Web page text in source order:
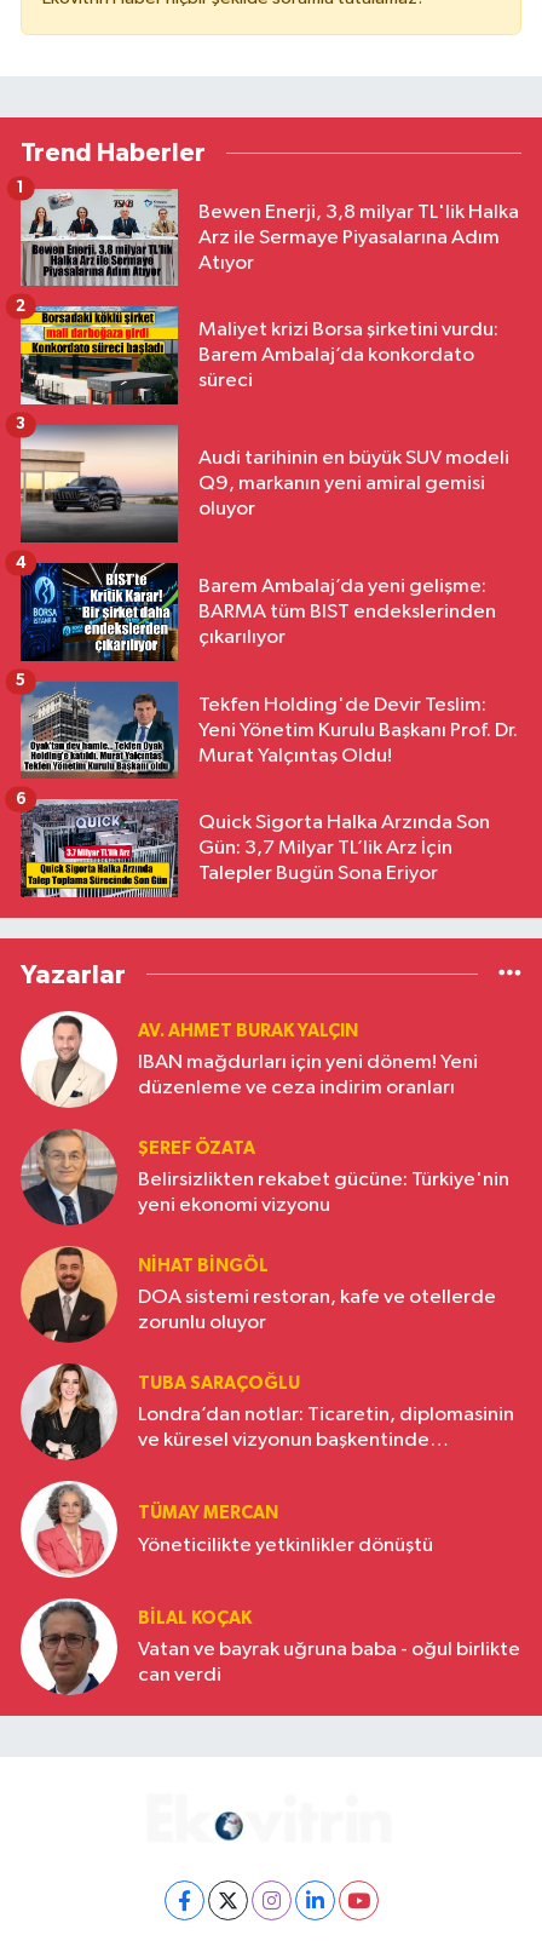
Trend Haberler
Bewen Enerji, 3,8 milyar TL'lik Halka
Arz ile Sermaye Piyasalarına Adım
Atıyor
1
Maliyet krizi Borsa şirketini vurdu:
Barem Ambalaj’da konkordato
süreci
2
Audi tarihinin en büyük SUV modeli
Q9, markanın yeni amiral gemisi
oluyor
3
Barem Ambalaj’da yeni gelişme:
BARMA tüm BIST endekslerinden
çıkarılıyor
4
Tekfen Holding'de Devir Teslim:
Yeni Yönetim Kurulu Başkanı Prof. Dr.
Murat Yalçıntaş Oldu!
5
Quick Sigorta Halka Arzında Son
Gün: 3,7 Milyar TL’lik Arz İçin
Talepler Bugün Sona Eriyor
6
Yazarlar
AV. AHMET BURAK YALÇIN
IBAN mağdurları için yeni dönem! Yeni
düzenleme ve ceza indirim oranları
ŞEREF ÖZATA
Belirsizlikten rekabet gücüne: Türkiye'nin
yeni ekonomi vizyonu
NIHAT BINGÖL
DOA sistemi restoran, kafe ve otellerde
zorunlu oluyor
TUBA SARAÇOĞLU
Londra’dan notlar: Ticaretin, diplomasinin
ve küresel vizyonun başkentinde
TÜMAY MERCAN
Yöneticilikte yetkinlikler dönüştü
BILAL KOÇAK
Vatan ve bayrak uğruna baba - oğul birlikte
can verdi